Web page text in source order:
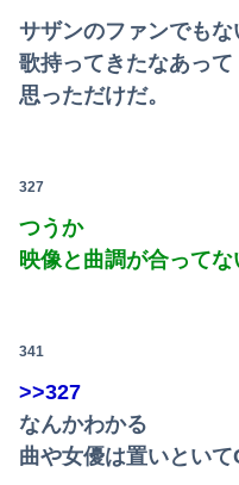
サザンのファンでも
歌持ってきたなあって
思っただけだ。
327
つうか
映像と曲調が合って
341
>>327
なんかわかる
曲や女優は置いとい